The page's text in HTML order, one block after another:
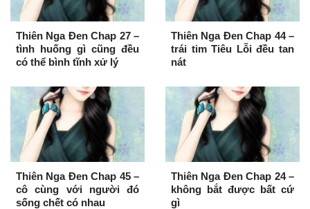
Thiên Nga Đen Chap 27 –
tình huống gì cũng đều
có thể bình tĩnh xử lý
Thiên Nga Đen Chap 44 –
trái tim Tiêu Lỗi đều tan
nát
Thiên Nga Đen Chap 45 –
cô cùng với người đó
sống chết có nhau
Thiên Nga Đen Chap 24 –
không bắt được bất cứ
gì